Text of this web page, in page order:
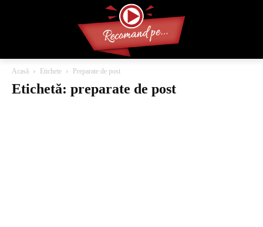
Acasă Etichete Preparate de post
Etichetă: preparate de post